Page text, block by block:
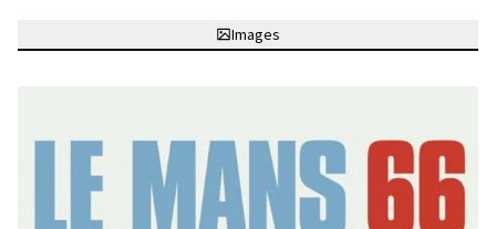
Images